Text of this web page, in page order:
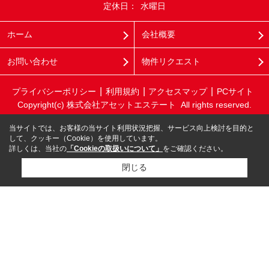
定休日：
水曜日
ホーム 会社概要
お問い合わせ 物件リクエスト
プライバシーポリシー 利用規約 アクセスマップ
PCサイト
Copyright(c) 株式会社アセットエステート All rights reserved.
当サイトでは、お客様の当サイト利用状況把握、サービス向上検討を目的と
して、クッキー（Cookie）を使用しています。
詳しくは、当社の 「Cookieの取扱いについて」 をご確認ください。
閉じる